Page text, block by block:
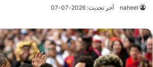
naheel آخر تحديث: 2026-07-07